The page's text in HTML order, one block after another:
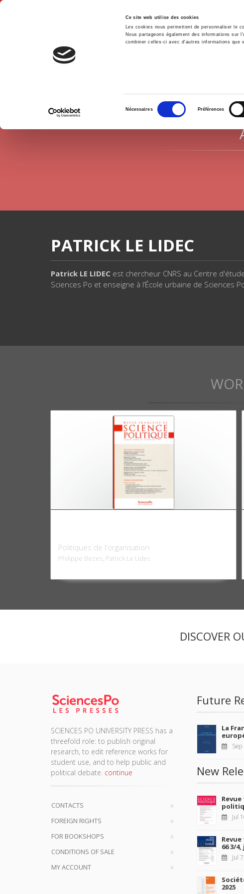
Ce site web utilise des cookies
Les cookies nous permettent de personnaliser le
Nous partageons également des informations
combiner celles-ci avec d'autres informations
consentement
Nécessaires Préférences
Home
PATRICK LE LIDEC
Patrick LE LIDEC est chercheur CNRS au Centre
Sciences Po et enseigne à l’École urbaine de Sciences
Politiques de l'organisation
Philippe Bezes, Patrick Le Lidec
DISCOVER
SCIENCES PO UNIVERSITY PRESS has a
threefold role: to publish original
research, to edit reference works for
student use, and to help public and
political debate. continue
CONTACTS
FOREIGN RIGHTS
FOR BOOKSHOPS
CONDITIONS OF SALE
MY ACCOUNT
Future
La
New
Jul
66 3/
Jul
2025